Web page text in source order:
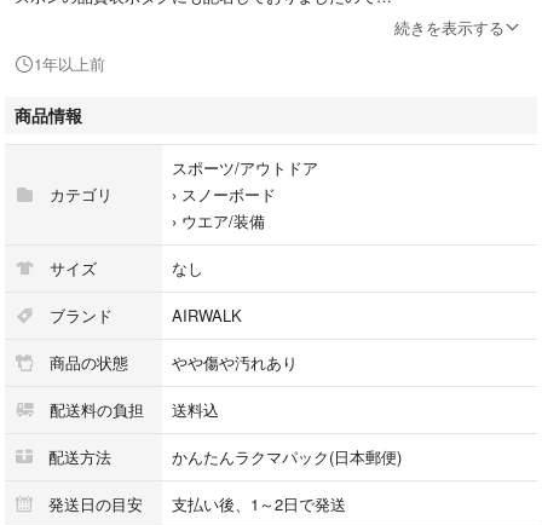
後ろ部分が擦り切れておりますので画像をご確認ください。
USEDですので 着用感 スレなど ご理解いただける方のみよろしくお願
い致します。
続きを表示する
1年以上前
商品情報
カテゴリ
スポーツ/アウトドア
› スノーボード
› ウエア/装備
サイズ なし
ブランド AIRWALK
商品の状態 やや傷や汚れあり
配送料の負担 送料込
配送方法 かんたんラクマパック(日本郵便)
発送日の目安 支払い後、1～2日で発送